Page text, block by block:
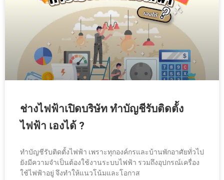
ช่างไฟฟ้าเปิดบริษัท ทำบัญชีรับติดตั้ง
ไฟฟ้า เองได้ ?
ทำบัญชีรับติดตั้งไฟฟ้า เพราะทุกองค์กรและบ้านพักอาศัยทั่วไป
ยังมีความจำเป็นต้องใช้งานระบบไฟฟ้า รวมถึงอุปกรณ์เครื่อง
ใช้ไฟฟ้าอยู่ จึงทำให้แนวโน้มและโอกาส